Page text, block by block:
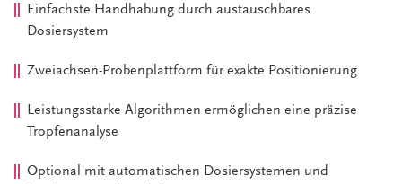
Einfachste Handhabung durch austauschbares
Dosiersystem
Zweiachsen-Probenplattform für exakte Positionierung
Leistungsstarke Algorithmen ermöglichen eine präzise
Tropfenanalyse
Optional mit automatischen Dosiersystemen und